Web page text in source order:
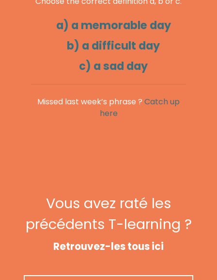
a) a memorable day
b) a difficult day
c) a sad day
Missed last week’s phrase ? Catch up
here
Vous avez raté les
précédents T-learning ?
Retrouvez-les tous ici